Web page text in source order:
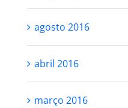
agosto 2016
abril 2016
março 2016